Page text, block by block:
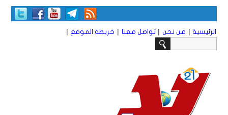
الرئيسية | من نحن | تواصل معنا | خريطة الموقع |